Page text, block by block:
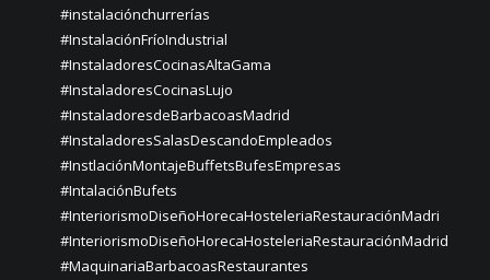
#instalaciónchurrerías
#InstalaciónFríoIndustrial
#InstaladoresCocinasAltaGama
#InstaladoresCocinasLujo
#InstaladoresdeBarbacoasMadrid
#InstaladoresSalasDescandoEmpleados
#InstlaciónMontajeBuffetsBufesEmpresas
#IntalaciónBufets
#InteriorismoDiseñoHorecaHosteleriaRestauraciónMadri
#InteriorismoDiseñoHorecaHosteleriaRestauraciónMadrid
#MaquinariaBarbacoasRestaurantes